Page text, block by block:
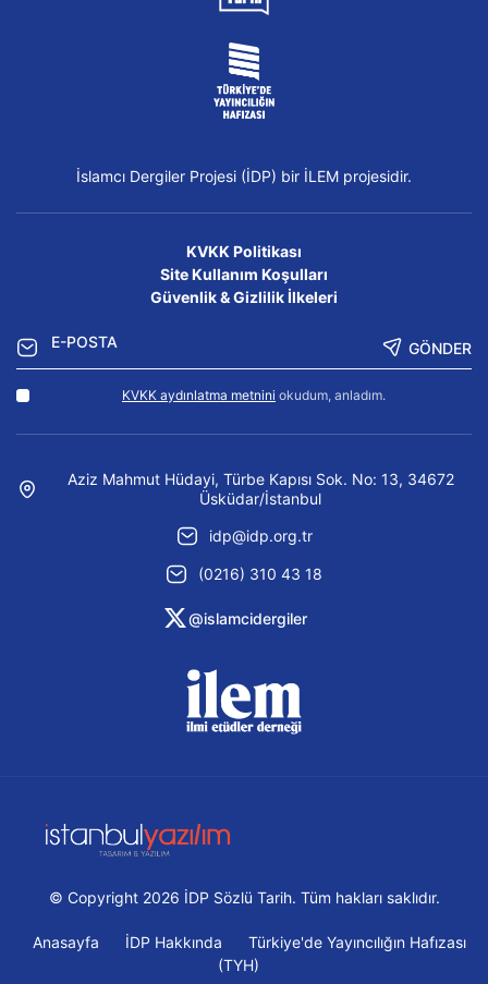
İslamcı Dergiler Projesi (İDP) bir İLEM projesidir.
KVKK Politikası
Site Kullanım Koşulları
Güvenlik & Gizlilik İlkeleri
GÖNDER
KVKK aydınlatma metnini okudum, anladım.
Aziz Mahmut Hüdayi, Türbe Kapısı Sok. No: 13, 34672
Üsküdar/İstanbul
idp@idp.org.tr
(0216) 310 43 18
@islamcidergiler
© Copyright 2026 İDP Sözlü Tarih. Tüm hakları saklıdır.
Anasayfa İDP Hakkında
Türkiye'de Yayıncılığın Hafızası
(TYH)